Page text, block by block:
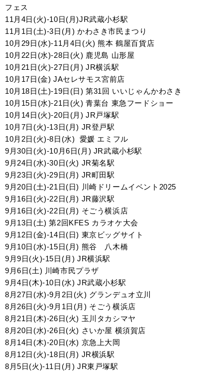
フェス
11月4日(火)-10日(月)JR武蔵小杉駅
11月1日(土)-3日(月) かわさき市民まつり
10月29日(水)-11月4日(火)熊本 鶴屋百貨店
10月22日(水)-28日(火) 鹿児島 山形屋
10月21日(火)-27日(月)JR横浜駅
10月17日(金) JAセレサモス宮前店
10月18日(土)-19日(日) 第31回 いいじゃんかわさき
10月15日(水)-21日(火)青葉台 東急フードショー
10月14日(火)-20日(月)JR戸塚駅
10月7日(火)-13日(月) JR登戸駅
10月2日(火)-8日(水) 愛媛 エミフル
9月30日(火)-10月6日(月) JR武蔵小杉駅
9月24日(水)-30日(火) JR菊名駅
9月23日(火)-29日(月) JR町田駅
9月20日(土)-21日(日) 川崎ドリームイベント2025
9月16日(火)-22日(月) JR藤沢駅
9月16日(火)-22日(月) そごう横浜店
9月13日(土) 第2回KFES カラオケ大会
9月12日(金)-14日(日) 東京ビッグサイト
9月10日(水)-15日(月) 熊谷 八木橋
9月9日(火)-15日(月) JR横浜駅
9月6日(土) 川崎市民プラザ
9月4日(木)-10日(水) JR武蔵小杉駅
8月27日(水)-9月2日(火) グランデュオ立川
8月26日(火)-9月1日(月) そごう横浜店
8月21日(木)-26日(火) 玉川タカシマヤ
8月20日(水)-26日(火) さいか屋 横須賀店
8月14日(木)-20日(水) 京急上大岡
8月12日(火)-18日(月) JR横浜駅
8月5日(火)-11日(月) JR東戸塚駅